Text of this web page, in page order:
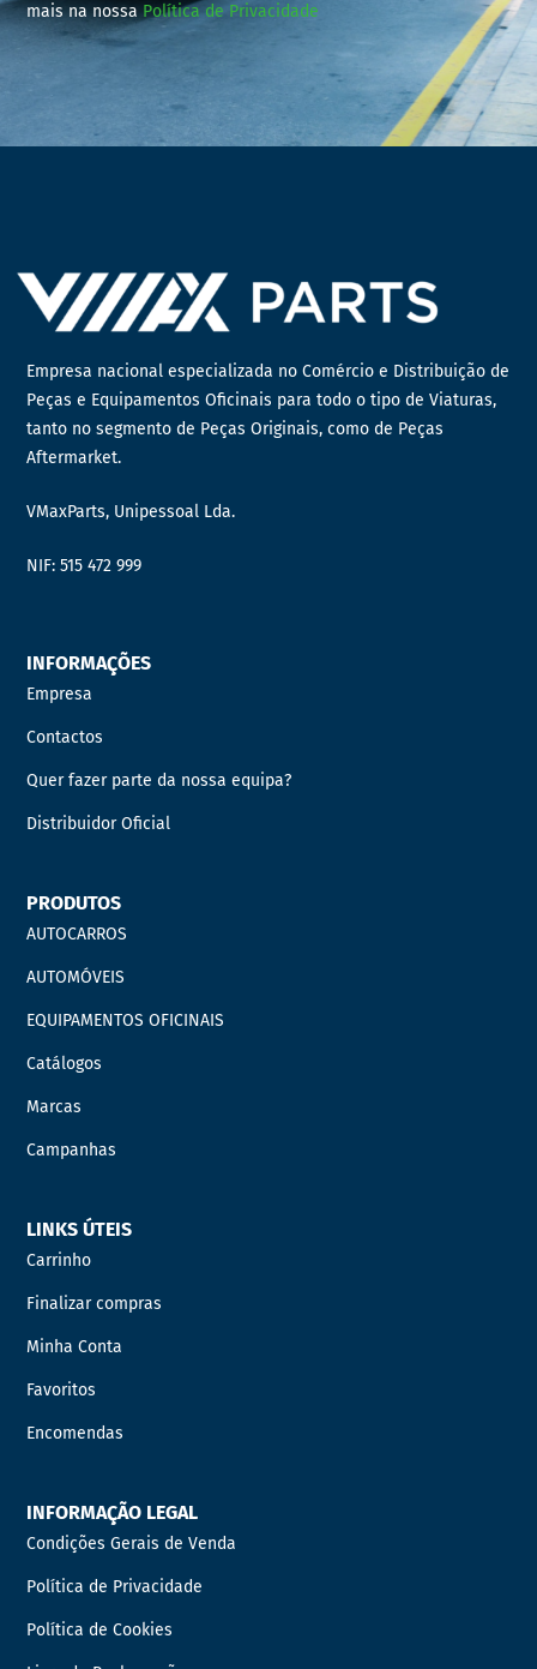
mais na nossaPolítica de Privacidade
Empresa nacional especializada no Comércio e Distribuição de
Peças e Equipamentos Oficinais para todo o tipo de Viaturas,
tanto no segmento de Peças Originais, como de Peças
Aftermarket.
VMaxParts, Unipessoal Lda.
NIF: 515 472 999
INFORMAÇÕES
Empresa
Contactos
Quer fazer parte da nossa equipa?
Distribuidor Oficial
PRODUTOS
AUTOCARROS
AUTOMÓVEIS
EQUIPAMENTOS OFICINAIS
Catálogos
Marcas
Campanhas
LINKS ÚTEIS
Carrinho
Finalizar compras
Minha Conta
Favoritos
Encomendas
INFORMAÇÃO LEGAL
Condições Gerais de Venda
Política de Privacidade
Política de Cookies